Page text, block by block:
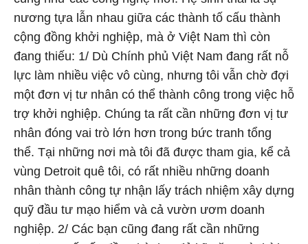
nương tựa lẫn nhau giữa các thành tố cấu thành
cộng đồng khởi nghiệp, mà ở Việt Nam thì còn
đang thiếu: 1/ Dù Chính phủ Việt Nam đang rất nỗ
lực làm nhiều việc vô cùng, nhưng tôi vẫn chờ đợi
một đơn vị tư nhân có thể thành công trong việc hỗ
trợ khởi nghiệp. Chúng ta rất cần những đơn vị tư
nhân đóng vai trò lớn hơn trong bức tranh tổng
thể. Tại những nơi mà tôi đã được tham gia, kể cả
vùng Detroit quê tôi, có rất nhiều những doanh
nhân thành công tự nhận lấy trách nhiệm xây dựng
quỹ đầu tư mạo hiểm và cả vườn ươm doanh
nghiệp. 2/ Các bạn cũng đang rất cần những